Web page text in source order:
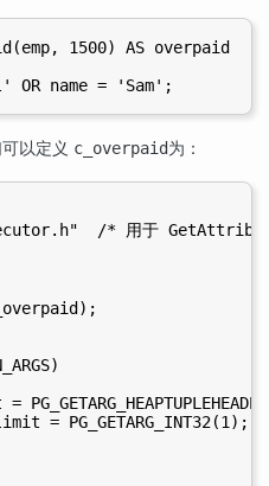
1500) AS overpaid
以定义 c_overpaid为：
/* 用于
=
= PG_GETARG_INT32(1);